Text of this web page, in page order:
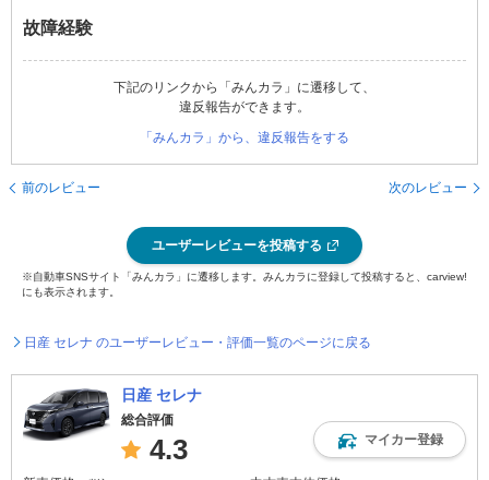
故障経験
下記のリンクから「みんカラ」に遷移して、
違反報告ができます。
「みんカラ」から、違反報告をする
前のレビュー 次のレビュー
ユーザーレビューを投稿する
※自動車SNSサイト「みんカラ」に遷移します。みんカラに登録して投稿すると、carview!
にも表示されます。
日産 セレナ のユーザーレビュー・評価一覧のページに戻る
日産 セレナ
総合評価
4.3 マイカー登録